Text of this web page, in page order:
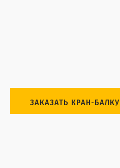
ЗАКАЗАТЬ КРАН-БАЛКУ